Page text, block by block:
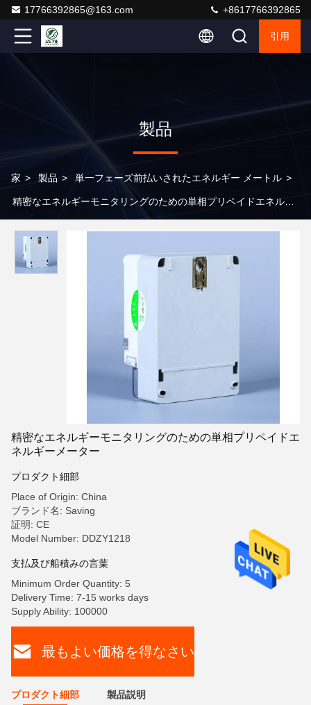
17766392865@163.com +8617766392865
引用
製品
家 > 製品 > 単一フェーズ前払いされたエネルギー メートル >
精密なエネルギーモニタリングのための単相プリペイドエネルギ
精密なエネルギーモニタリングのための単相プリペイドエ
ネルギーメーター
プロダクト細部
Place of Origin: China
ブランド名: Saving
証明: CE
Model Number: DDZY1218
支払及び船積みの言葉
Minimum Order Quantity: 5
Delivery Time: 7-15 works days
Supply Ability: 100000
最もよい価格を得なさい
プロダクト細部 製品説明